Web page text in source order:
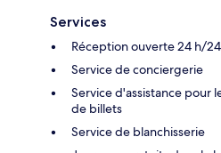
Services
Réception ouverte 24 h/24
Service de conciergerie
Service d'assistance pour
de billets
Service de blanchisserie